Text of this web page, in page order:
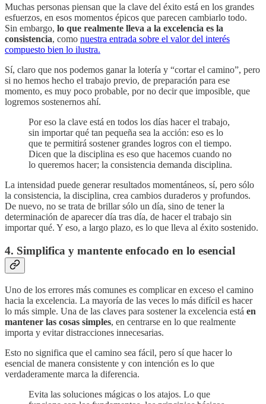
Muchas personas piensan que la clave del éxito está en los grandes
esfuerzos, en esos momentos épicos que parecen cambiarlo todo.
Sin embargo, lo que realmente lleva a la excelencia es la
consistencia, como nuestra entrada sobre el valor del interés
compuesto bien lo ilustra.
Sí, claro que nos podemos ganar la lotería y “cortar el camino”, pero
si no hemos hecho el trabajo previo, de preparación para ese
momento, es muy poco probable, por no decir que imposible, que
logremos sostenernos ahí.
Por eso la clave está en todos los días hacer el trabajo,
sin importar qué tan pequeña sea la acción: eso es lo
que te permitirá sostener grandes logros con el tiempo.
Dicen que la disciplina es eso que hacemos cuando no
lo queremos hacer; la consistencia demanda disciplina.
La intensidad puede generar resultados momentáneos, sí, pero sólo
la consistencia, la disciplina, crea cambios duraderos y profundos.
De nuevo, no se trata de brillar sólo un día, sino de tener la
determinación de aparecer día tras día, de hacer el trabajo sin
importar qué. Y eso, a largo plazo, es lo que lleva al éxito sostenido.
4. Simplifica y mantente enfocado en lo esencial
Uno de los errores más comunes es complicar en exceso el camino
hacia la excelencia. La mayoría de las veces lo más difícil es hacer
lo más simple. Una de las claves para sostener la excelencia está en
mantener las cosas simples, en centrarse en lo que realmente
importa y evitar distracciones innecesarias.
Esto no significa que el camino sea fácil, pero sí que hacer lo
esencial de manera consistente y con intención es lo que
verdaderamente marca la diferencia.
Evita las soluciones mágicas o los atajos. Lo que